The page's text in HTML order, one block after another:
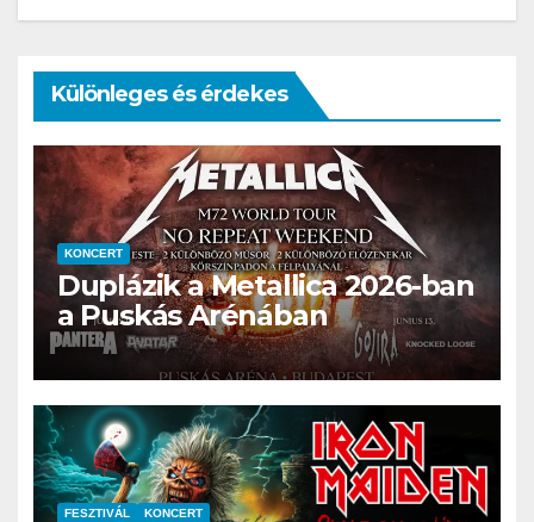
Különleges és érdekes
KONCERT
Duplázik a Metallica 2026-ban
a Puskás Arénában
FESZTIVÁL KONCERT